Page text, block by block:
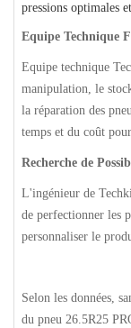
pressions optimales
Equipe Technique
Equipe technique
manipulation, le
la réparation des
temps et du coût
Recherche de
L'ingénieur de
de perfectionner les
personnaliser le
Selon les données,
du pneu 26.5R25